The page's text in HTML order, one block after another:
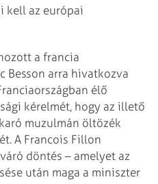
kell az európai
a francia
Besson arra hivatkozva
élő
kérelmét, hogy az illető
muzulmán öltözék
A Francois Fillon
döntés – amelyet az
után maga a miniszter